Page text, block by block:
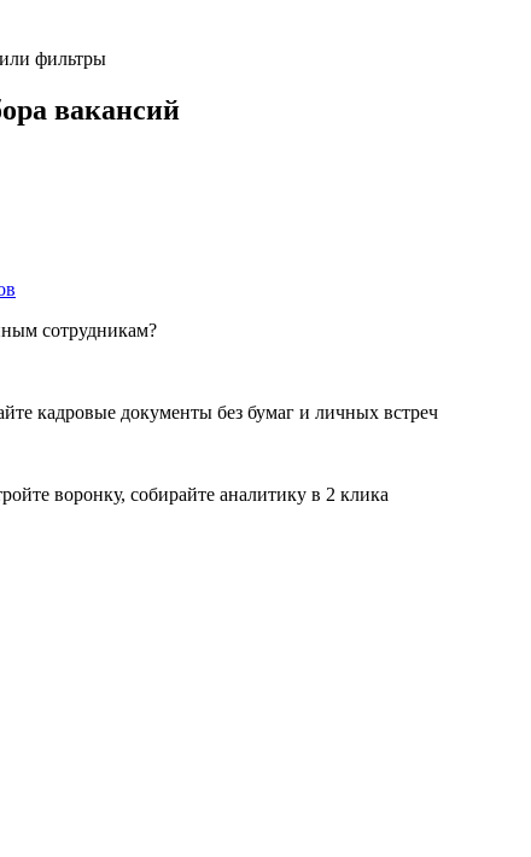
фильтры
вакансий
сотрудникам?
кадровые документы без бумаг и личных встреч
воронку, собирайте аналитику в 2 клика